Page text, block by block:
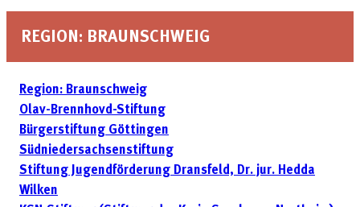
REGION: BRAUNSCHWEIG
Region: Braunschweig
Olav-Brennhovd-Stiftung
Bürgerstiftung Göttingen
Südniedersachsenstiftung
Stiftung Jugendförderung Dransfeld, Dr. jur. Hedda
Wilken